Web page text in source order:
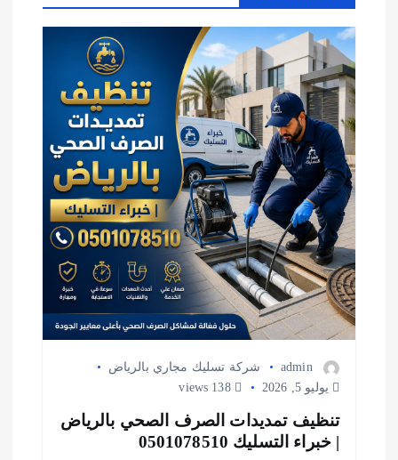
م
ق
ت
admin
شركة تسليك مجاري بالرياض
يوليو 5, 2026
138 views
تنظيف تمديدات الصرف الصحي بالرياض
| خبراء التسليك 0501078510